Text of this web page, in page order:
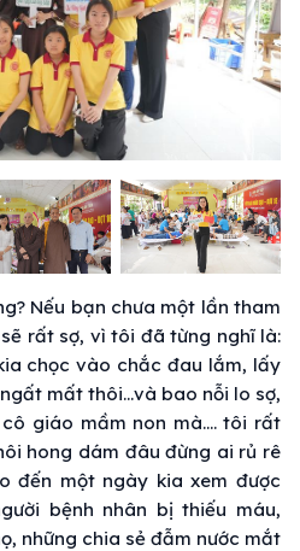
Nếu bạn chưa một lần tham
rất sợ, vì tôi đã từng nghĩ là:
chọc vào chắc đau lắm, lấy
mất thôi…và bao nỗi lo sợ,
giáo mầm non mà…. tôi rất
hong dám đâu đừng ai rủ rê
đến một ngày kia xem được
bệnh nhân bị thiếu máu,
những chia sẻ đẫm nước mắt